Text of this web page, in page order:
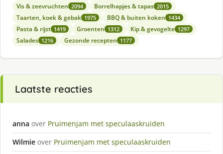
Vis & zeevruchten 2094 Borrelhapjes & tapas 2015
Taarten, koek & gebak 1975 BBQ & buiten koken 1434
Pasta & rijst 1419 Groenten 1312 Kip & gevogelte 1297
Salades 1216 Gezonde recepten 1177
Laatste reacties
anna over Pruimenjam met speculaaskruiden
Wilmie over Pruimenjam met speculaaskruiden